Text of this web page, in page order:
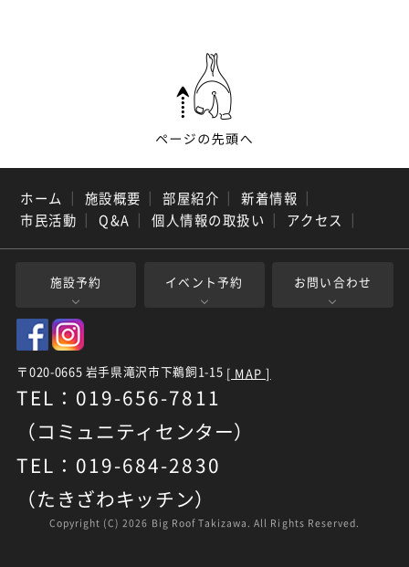
ホーム ｜ 施設概要 ｜ 部屋紹介 ｜ 新着情報 ｜
市民活動 ｜ Q&A ｜ 個人情報の取扱い ｜ アクセス ｜
施設予約 イベント予約 お問い合わせ
〒020-0665 岩手県滝沢市下鵜飼1-15 [ MAP ]
TEL：019-656-7811
（コミュニティセンター）
TEL：019-684-2830
（たきざわキッチン）
Copyright (C)2026 Big Roof Takizawa. All Rights Reserved.